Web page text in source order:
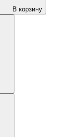
В корзину